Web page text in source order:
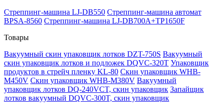
Стреппинг-машина LJ-DB550 Стреппинг-машина автомат
BPSA-8560 Стреппинг-машина LJ-DB700A+TP1650F
Товары
Вакуумный скин упаковщик лотков DZT-750S Вакуумный
скин упаковщик лотков и подложек DQVC-320T Упаковщик
продуктов в стрейч пленку KL-80 Скин упаковщик WHB-
M450V Скин упаковщик WHB-M380V Вакуумный
упаковщик лотков DQ-240VCT, скин упаковщик Запайщик
лотков вакуумный DQVC-300T, скин упаковщик